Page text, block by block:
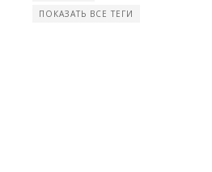
ПОКАЗАТЬ ВСЕ ТЕГИ